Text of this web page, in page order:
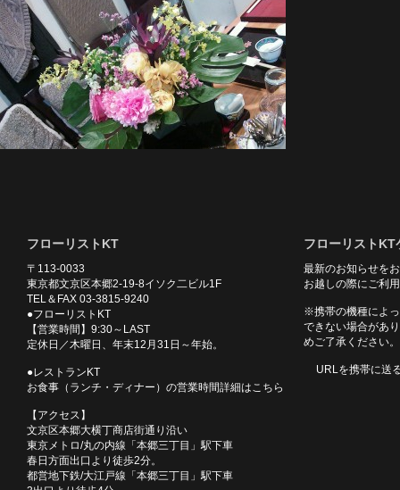
フローリストKT
〒113-0033
東京都文京区本郷2-19-8イソク二ビル1F
TEL＆FAX 03-3815-9240
●フローリストKT
【営業時間】9:30～LAST
定休日／木曜日、年末12月31日～年始。
●レストランKT
お食事（ランチ・ディナー）の営業時間詳細はこちら
【アクセス】
文京区本郷大横丁商店街通り沿い
東京メトロ/丸の内線「本郷三丁目」駅下車
春日方面出口より徒歩2分。
都営地下鉄/大江戸線「本郷三丁目」駅下車
フローリストKT
最新のお知らせを
お越しの際にご利
※携帯の機種によ
できない場合があ
めご了承ください。
URLを携帯に送